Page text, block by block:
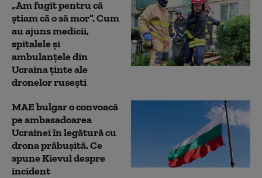
„Am fugit pentru că
știam că o să mor”. Cum
au ajuns medicii,
spitalele și
ambulanțele din
Ucraina ținte ale
dronelor rusești
MAE bulgar o convoacă
pe ambasadoarea
Ucrainei în legătură cu
drona prăbuşită. Ce
spune Kievul despre
incident